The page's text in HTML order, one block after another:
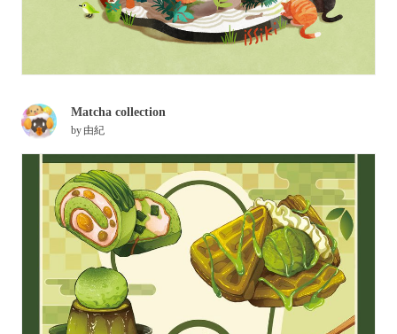
Matcha collection
by 由紀